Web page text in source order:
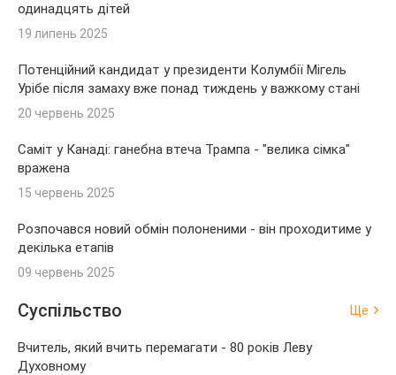
одинадцять дітей
19 липень 2025
Потенційний кандидат у президенти Колумбії Мігель
Урібе після замаху вже понад тиждень у важкому стані
20 червень 2025
Саміт у Канаді: ганебна втеча Трампа - "велика сімка"
вражена
15 червень 2025
Розпочався новий обмін полоненими - він проходитиме у
декілька етапів
09 червень 2025
Суспільство Ще
Вчитель, який вчить перемагати - 80 років Леву
Духовному